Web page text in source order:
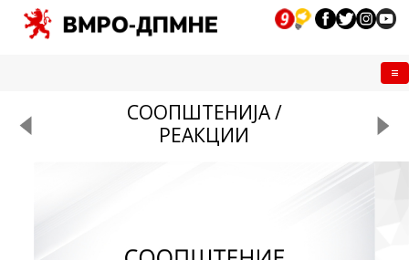
СООПШТЕНИЈА /
РЕАКЦИИ